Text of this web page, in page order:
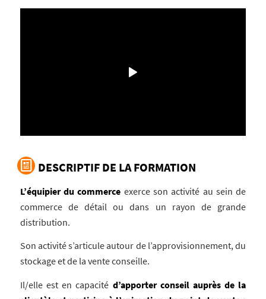
DESCRIPTIF DE LA FORMATION
L’équipier du commerce exerce son activité au sein de
commerce de détail ou dans un rayon de grande
distribution.
Son activité s’articule autour de l’approvisionnement, du
stockage et de la vente conseille.
Il/elle est en capacité d’apporter conseil auprès de la